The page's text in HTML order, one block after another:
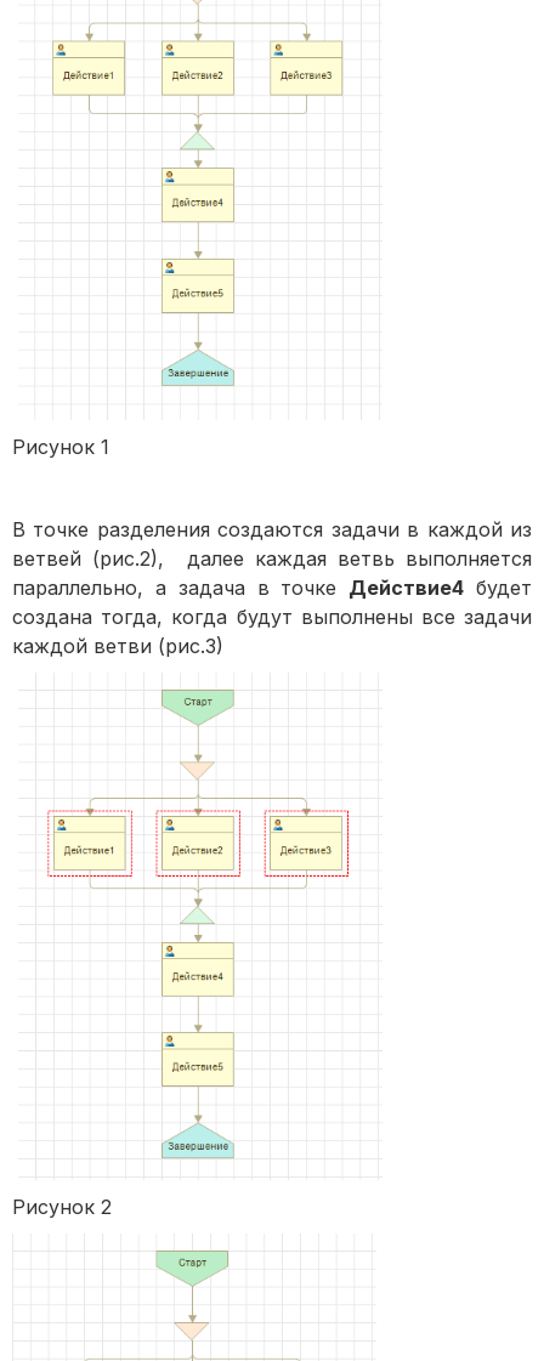
Рисунок 1
В точке разделения создаются задачи в каждой из
ветвей (рис.2), далее каждая ветвь выполняется
параллельно, а задача в точке Действие4 будет
создана тогда, когда будут выполнены все задачи
каждой ветви (рис.3)
Рисунок 2